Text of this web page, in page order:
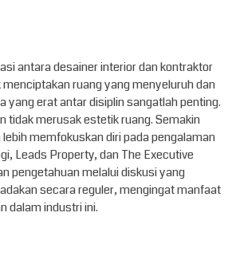
antara desainer interior dan kontraktor
ruang yang menyeluruh dan
yang erat antar disiplin sangatlah penting.
tidak merusak estetik ruang. Semakin
memfokuskan diri pada pengalaman
Leads Property, dan The Executive
pengetahuan melalui diskusi yang
secara reguler, mengingat manfaat
dalam industri ini.